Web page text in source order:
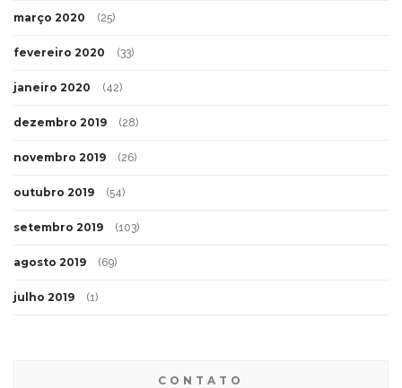
março 2020 (25)
fevereiro 2020 (33)
janeiro 2020 (42)
dezembro 2019 (28)
novembro 2019 (26)
outubro 2019 (54)
setembro 2019 (103)
agosto 2019 (69)
julho 2019 (1)
CONTATO